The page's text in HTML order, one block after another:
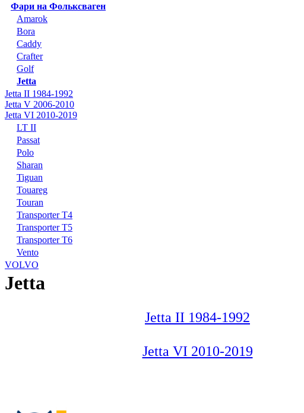
Фари на Фольксваген
Amarok
Bora
Caddy
Crafter
Golf
Jetta
Jetta II 1984-1992
Jetta V 2006-2010
Jetta VI 2010-2019
LT II
Passat
Polo
Sharan
Tiguan
Touareg
Touran
Transporter T4
Transporter T5
Transporter T6
Vento
VOLVO
Jetta
Jetta II 1984-1992
Jetta VI 2010-2019